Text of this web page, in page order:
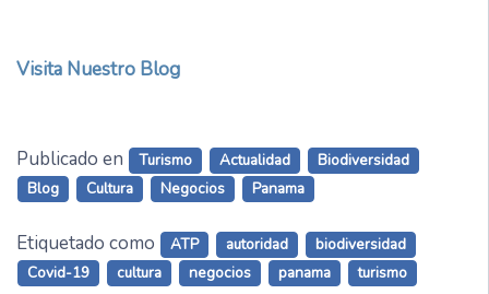
Visita Nuestro Blog
Publicado en Turismo Actualidad
Biodiversidad
Blog
Cultura Negocios Panama
Etiquetado como ATP autoridad
biodiversidad
Covid-19
cultura negocios panama turismo